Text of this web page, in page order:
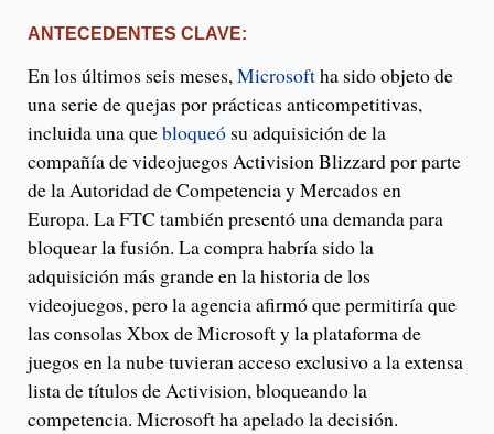
ANTECEDENTES CLAVE:
En los últimos seis meses,Microsoftha sido objeto de
una serie de quejas por prácticas anticompetitivas,
incluida una quebloqueó su adquisición de la
compañía de videojuegos Activision Blizzard por parte
de la Autoridad de Competencia y Mercados en
Europa. La FTC también presentó una demanda para
bloquear la fusión. La compra habría sido la
adquisición más grande en la historia de los
videojuegos, pero la agencia afirmó que permitiría que
las consolas Xbox de Microsoft y la plataforma de
juegos en la nube tuvieran acceso exclusivo a la extensa
lista de títulos de Activision, bloqueando la
competencia. Microsoft ha apelado la decisión.